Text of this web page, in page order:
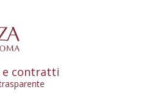
e contratti